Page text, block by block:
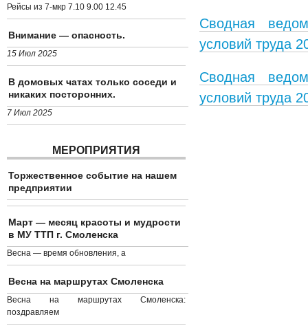
Рейсы из 7-мкр 7.10 9.00 12.45
Внимание — опасность.
15 Июл 2025
В домовых чатах только соседи и
никаких посторонних.
7 Июл 2025
МЕРОПРИЯТИЯ
Торжественное событие на нашем
предприятии
Март — месяц красоты и мудрости
в МУ ТТП г. Смоленска
Весна — время обновления, а
Весна на маршрутах Смоленска
Весна на маршрутах Смоленска:
поздравляем
Сводная
условий труда
Сводная
условий труда